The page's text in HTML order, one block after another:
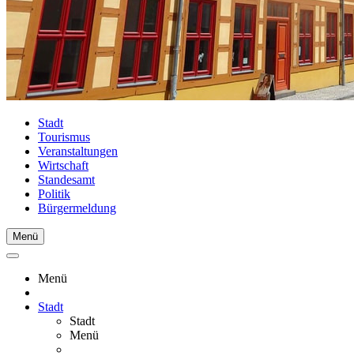
Stadt
Tourismus
Veranstaltungen
Wirtschaft
Standesamt
Politik
Bürgermeldung
Menü
Menü
Stadt
Stadt
Menü